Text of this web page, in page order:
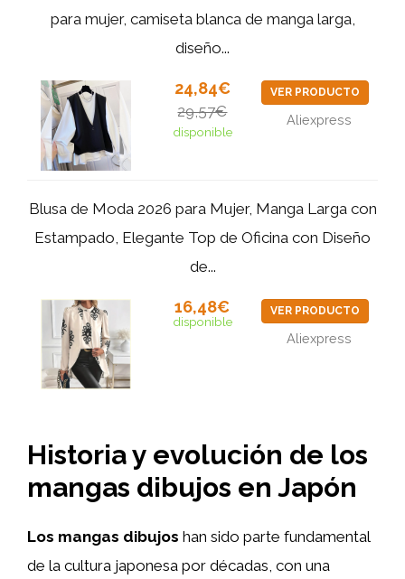
para mujer, camiseta blanca de manga larga,
diseño...
24,84€
29,57€
disponible
VER PRODUCTO
Aliexpress
Blusa de Moda 2026 para Mujer, Manga Larga con
Estampado, Elegante Top de Oficina con Diseño
de...
16,48€
disponible
VER PRODUCTO
Aliexpress
Historia y evolución de los
mangas dibujos en Japón
Los mangas dibujos han sido parte fundamental
de la cultura japonesa por décadas, con una